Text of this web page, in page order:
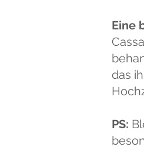
Eine
das
PS: